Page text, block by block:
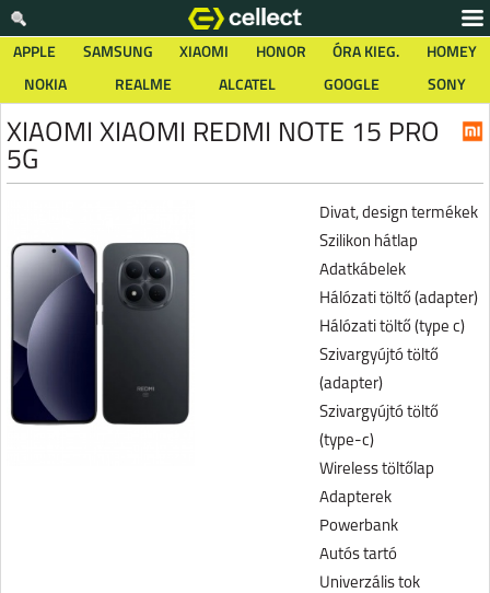
APPLE SAMSUNG XIAOMI HONOR ÓRA KIEG.
HOMEY
NOKIA
REALME ALCATEL GOOGLE SONY
XIAOMI XIAOMI REDMI NOTE 15 PRO
5G
Divat, design termékek
Szilikon hátlap
Adatkábelek
Hálózati töltő (adapter)
Hálózati töltő (type c)
Szivargyújtó töltő
(adapter)
Szivargyújtó töltő
(type-c)
Wireless töltőlap
Adapterek
Powerbank
Autós tartó
Univerzális tok